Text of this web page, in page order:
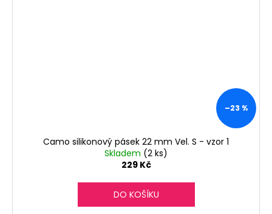
–23 %
Camo silikonový pásek 22 mm Vel. S - vzor 1
Skladem (2 ks)
229 Kč
DO KOŠÍKU